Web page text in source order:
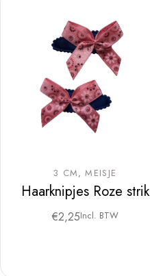
3 CM MEISJE
Haarknipjes Roze strik
€2,25Incl. BTW